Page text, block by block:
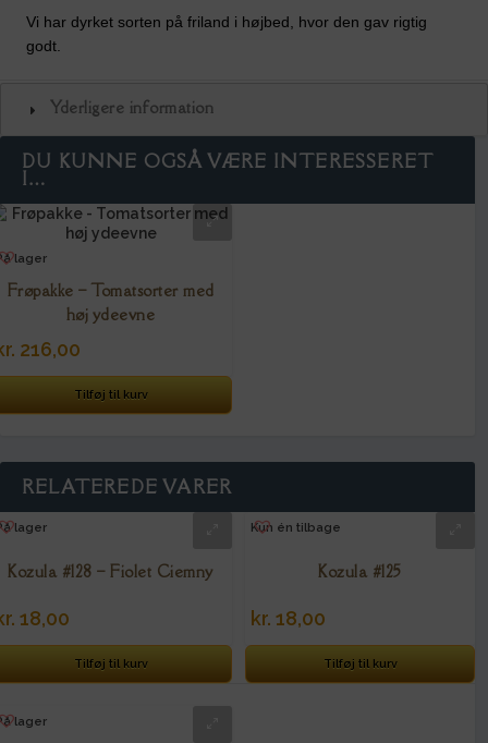
Vi har dyrket sorten på friland i højbed, hvor den gav rigtig
godt.
Yderligere information
DU KUNNE OGSÅ VÆRE INTERESSERET
I…
lager
Frøpakke – Tomatsorter med
høj ydeevne
216,00
Tilføj til kurv
RELATEREDE VARER
lager
Kozula #128 – Fiolet Ciemny
18,00
Tilføj til kurv
Kun én tilbage
Kozula #125
kr. 18,00
Tilføj til kurv
lager